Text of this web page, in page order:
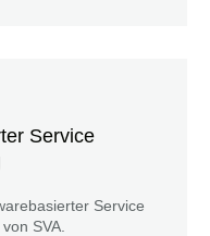
Service
Service
SVA.